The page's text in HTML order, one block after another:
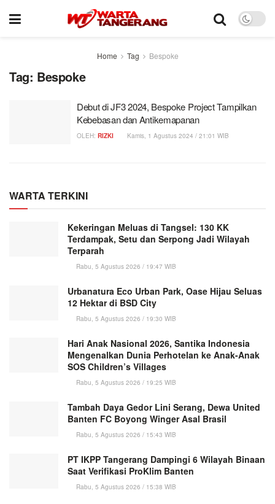
Home Tag Bespoke
Tag: Bespoke
Debut di JF3 2024, Bespoke Project Tampilkan
Kebebasan dan Antikemapanan
OLEH: RIZKI Kamis, 1 Agustus 2024 / 21:01 WIB
WARTA TERKINI
Kekeringan Meluas di Tangsel: 130 KK
Terdampak, Setu dan Serpong Jadi Wilayah
Terparah
Rabu, 5 Agustus 2026 / 19:47 WIB
Urbanatura Eco Urban Park, Oase Hijau Seluas
12 Hektar di BSD City
Rabu, 5 Agustus 2026 / 19:30 WIB
Hari Anak Nasional 2026, Santika Indonesia
Mengenalkan Dunia Perhotelan ke Anak-Anak
SOS Children’s Villages
Rabu, 5 Agustus 2026 / 19:25 WIB
Tambah Daya Gedor Lini Serang, Dewa United
Banten FC Boyong Winger Asal Brasil
Rabu, 5 Agustus 2026 / 15:43 WIB
PT IKPP Tangerang Dampingi 6 Wilayah Binaan
Saat Verifikasi ProKlim Banten
Rabu, 5 Agustus 2026 / 15:38 WIB